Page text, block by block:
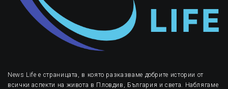
News Life е страницата, в която разказваме добрите истории от
всички аспекти на живота в Пловдив, България и света. Наблягаме